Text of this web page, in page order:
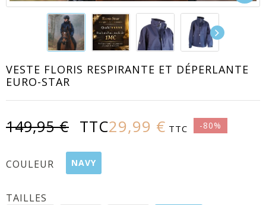
VESTE FLORIS RESPIRANTE ET DÉPERLANTE
EURO-STAR
149,95 € TTC29,99 € TTC -80%
COULEUR NAVY
TAILLES